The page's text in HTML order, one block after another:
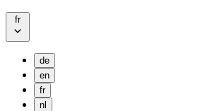
fr
de
en
fr
nl